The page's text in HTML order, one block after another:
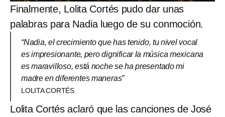
Finalmente, Lolita Cortés pudo dar unas
palabras para Nadia luego de su conmoción.
“Nadia, el crecimiento que has tenido, tu nivel vocal
es impresionante, pero dignificar la música mexicana
es maravilloso, está noche se ha presentado mi
madre en diferentes maneras”
LOLITA CORTÉS
Lolita Cortés aclaró que las canciones de José